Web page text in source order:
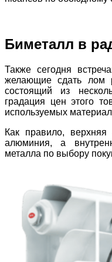
Биметалл в
Также сегодня
желающие сдать лом
состоящий из
градация цен этого
используемых
Как правило, верхняя
алюминия, а
металла по выбору